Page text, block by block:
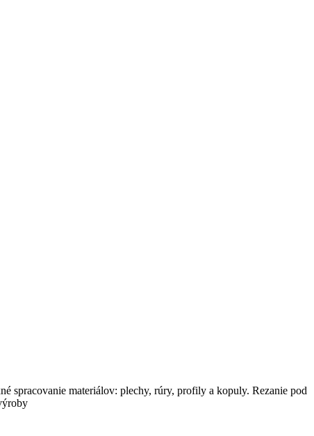
spracovanie materiálov: plechy, rúry, profily a kopuly. Rezanie pod